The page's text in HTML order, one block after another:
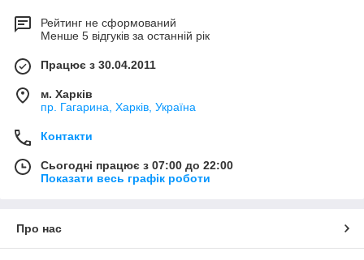
Рейтинг не сформований
Менше 5 відгуків за останній рік
Працює з 30.04.2011
м. Харків
пр. Гагарина, Харків, Україна
Контакти
Сьогодні працює з 07:00 до 22:00
Показати весь графік роботи
Про нас